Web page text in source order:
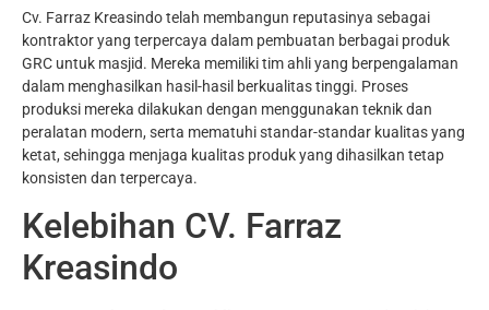
Cv. Farraz Kreasindo telah membangun reputasinya sebagai
kontraktor yang terpercaya dalam pembuatan berbagai produk
GRC untuk masjid. Mereka memiliki tim ahli yang berpengalaman
dalam menghasilkan hasil-hasil berkualitas tinggi. Proses
produksi mereka dilakukan dengan menggunakan teknik dan
peralatan modern, serta mematuhi standar-standar kualitas yang
ketat, sehingga menjaga kualitas produk yang dihasilkan tetap
konsisten dan terpercaya.
Kelebihan CV. Farraz
Kreasindo